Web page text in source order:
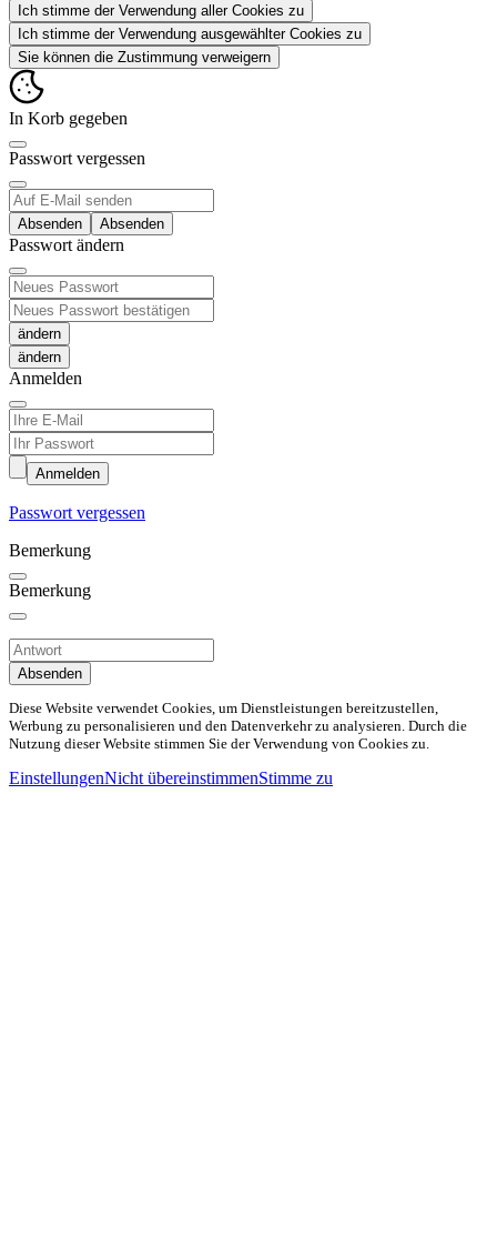
Ich stimme der Verwendung aller Cookies zu
Ich stimme der Verwendung ausgewählter Cookies zu
Sie können die Zustimmung verweigern
In Korb gegeben
Passwort vergessen
Absenden
Passwort ändern
ändern
Anmelden
Anmelden
Passwort vergessen
Bemerkung
Bemerkung
Absenden
Diese Website verwendet Cookies, um Dienstleistungen bereitzustellen,
Werbung zu personalisieren und den Datenverkehr zu analysieren. Durch die
Nutzung dieser Website stimmen Sie der Verwendung von Cookies zu.
EinstellungenNicht übereinstimmenStimme zu